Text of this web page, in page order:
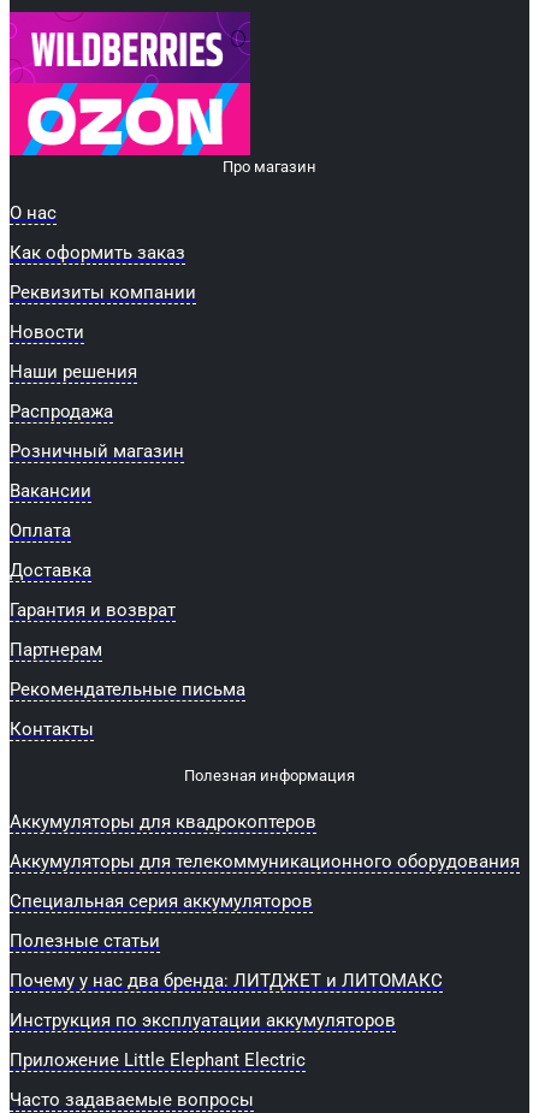
Про магазин
О нас
Как оформить заказ
Реквизиты компании
Новости
Наши решения
Распродажа
Розничный магазин
Вакансии
Оплата
Доставка
Гарантия и возврат
Партнерам
Рекомендательные письма
Контакты
Полезная информация
Аккумуляторы для квадрокоптеров
Аккумуляторы для телекоммуникационного оборудования
Специальная серия аккумуляторов
Полезные статьи
Почему у нас два бренда: ЛИТДЖЕТ и ЛИТОМАКС
Инструкция по эксплуатации аккумуляторов
Приложение Little Elephant Electric
Часто задаваемые вопросы